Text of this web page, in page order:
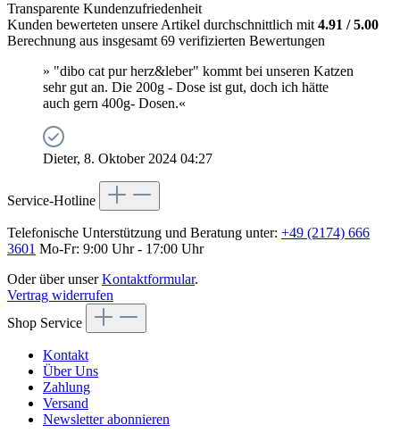
Transparente Kundenzufriedenheit
Kunden bewerteten unsere Artikel durchschnittlich mit 4.91 / 5.00
Berechnung aus insgesamt 69 verifizierten Bewertungen
» "dibo cat pur herz&leber" kommt bei unseren Katzen
sehr gut an. Die 200g - Dose ist gut, doch ich hätte
auch gern 400g- Dosen.«
Dieter, 8. Oktober 2024 04:27
Service-Hotline
Telefonische Unterstützung und Beratung unter: +49 (2174) 666
3601 Mo-Fr: 9:00 Uhr - 17:00 Uhr
Oder über unserKontaktformular.
Vertrag widerrufen
Shop Service
Kontakt
Über Uns
Zahlung
Versand
Newsletter abonnieren